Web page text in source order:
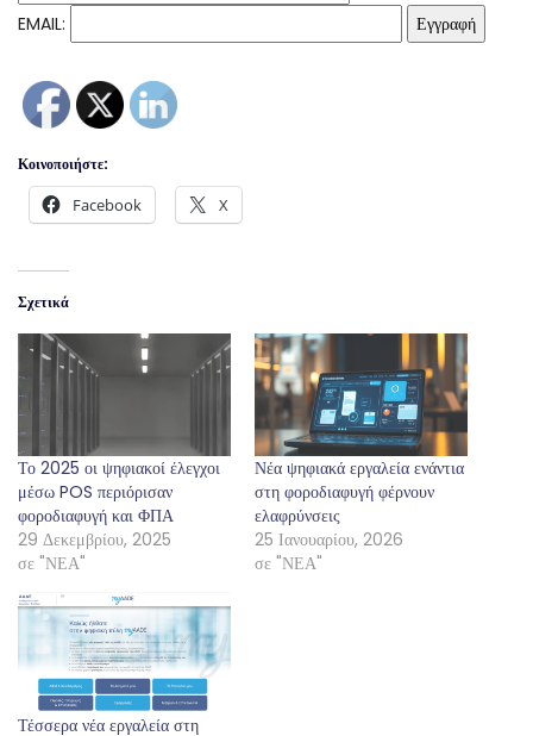
EMAIL:
Κοινοποιήστε:
Facebook X
Σχετικά
Το 2025 οι ψηφιακοί έλεγχοι
μέσω POS περιόρισαν
φοροδιαφυγή και ΦΠΑ
29 Δεκεμβρίου, 2025
σε "ΝΕΑ"
Νέα ψηφιακά εργαλεία ενάντια
στη φοροδιαφυγή φέρνουν
ελαφρύνσεις
25 Ιανουαρίου, 2026
σε "ΝΕΑ"
Τέσσερα νέα εργαλεία στη